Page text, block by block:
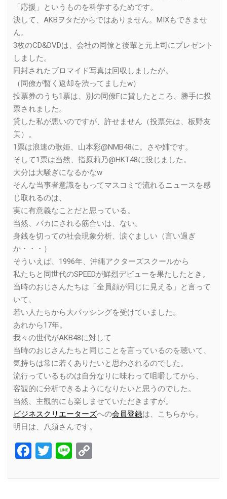
「応援」というものを科学するためです。
決して、AKBヲタだからではありません。MIXもできませ
ん。
3枚のCD&DVDは、会社の同僚と後輩と元上司にプレゼント
しました。
同封されたブロマイド写真は回収しましたが。
（同僚が暫く返却を渋ってましたw）
投票券のうち1票は、別の同僚Fに貸したところ、勝手に投
票されました。
貸した私が悪いのですが、許せません（投票先は、板野友
美）。
1票は浪速の歌姫、山本彩@NMB48に。さや姉です。
そして1票は当然、指原莉乃@HKT48に投じました。
大分は大騒ぎになるかなw
そんな当事者意識をもってマスコミで流れるニュースを感
じ取れるのは、
実に有意義なことだと思っている。
当然、バカにされる筋合いは、ない。
身銭を切っての社会現象分析、涙ぐましい（言い過ぎ
か・・・）
そういえば、1996年、沖縄アクターズスクールから
私たちと同世代のSPEEDが鮮烈デビューを果たしたとき。
当時のおじさんたちは「全員顔が同じに見える」と言って
いて、
若い人たちから大バッシングを受けていました。
あれから17年。
我々の世代がAKB48に対して
当時のおじさんたちと同じことを言っているのを聴いて、
気持ちは常に若くありたいと思わされるのでした。
流行っているものは自分なりに味わって咀嚼してから、
客観的に分析できるようになりたいと思うのでした。
当然、主観的にも楽しませていただきますが。
ビジネスクリエーターズへの会員登録は、こちらから。
明日は、八須さんです。
Facebook
Twitter
Line